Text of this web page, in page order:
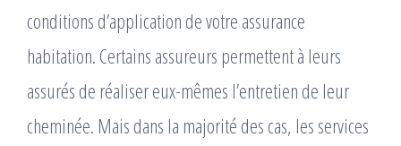
conditions d’application de votre assurance
habitation. Certains assureurs permettent à leurs
assurés de réaliser eux-mêmes l’entretien de leur
cheminée. Mais dans la majorité des cas, les services